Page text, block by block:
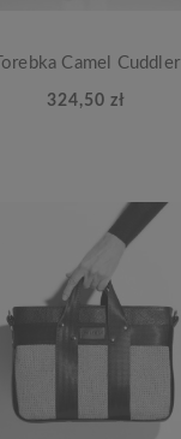
Torebka Camel Cuddler
324,50 zł